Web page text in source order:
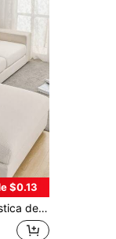
$0.13
para decoración del hogar